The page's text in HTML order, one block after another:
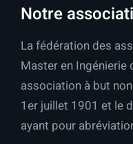
Notre
La fédération des
Master en Ingénierie
association à but
1er juillet 1901 et le
ayant pour